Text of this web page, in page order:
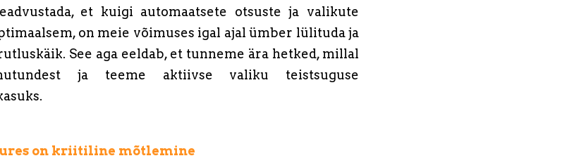
et kuigi automaatsete otsuste ja valikute
on meie võimuses igal ajal ümber lülituda ja
See aga eeldab, et tunneme ära hetked, millal
ja teeme aktiivse valiku teistsuguse
on kriitiline mõtlemine